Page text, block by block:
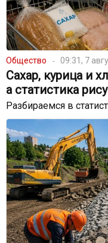
Общество 09:31, 7
Сахар, курица и
а статистика
Разбираемся в